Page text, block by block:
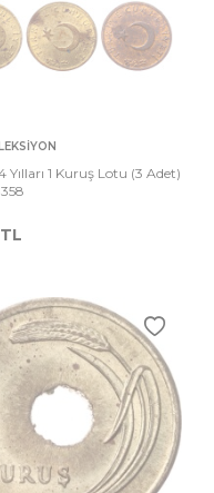
Yılları 1 Kuruş Lotu (3 Adet)
TL